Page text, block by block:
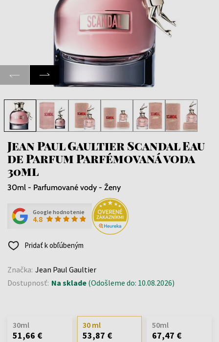
Jean Paul Gaultier Scandal Eau
de Parfum Parfémovaná voda
30ml
30ml - Parfumované vody - Ženy
Google hodnotenie
4.8
Pridať k obľúbeným
Značka: Jean Paul Gaultier
Dostupnosť: Na sklade (Odošleme do: 10.08.2026)
30ml
51,66 €
30 ml
53,87 €
50ml
67,47 €